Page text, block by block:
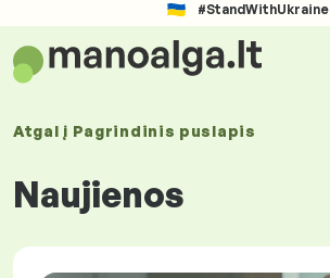
#StandWithUkraine
Atgal į Pagrindinis puslapis
Naujienos